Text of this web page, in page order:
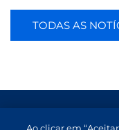
TODAS AS